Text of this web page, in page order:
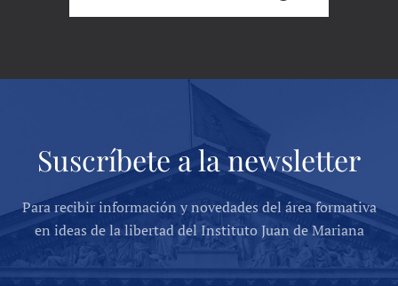
Suscríbete a la newsletter
Para recibir información y novedades del área formativa
en ideas de la libertad del Instituto Juan de Mariana